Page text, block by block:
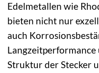
Edelmetallen wie
bieten nicht nur
auch
Struktur der Stecker